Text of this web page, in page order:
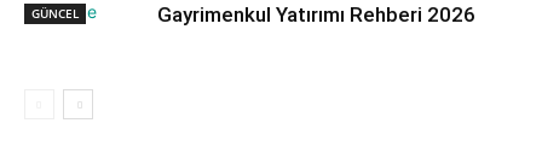
GÜNCEL
Gayrimenkul Yatırımı Rehberi 2026